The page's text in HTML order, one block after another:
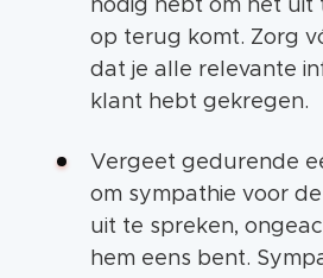
nodig hebt om het uit
op terug komt. Zorg
dat je alle relevante
klant hebt gekregen.
Vergeet gedurende
om sympathie voor
uit te spreken,
hem eens bent.